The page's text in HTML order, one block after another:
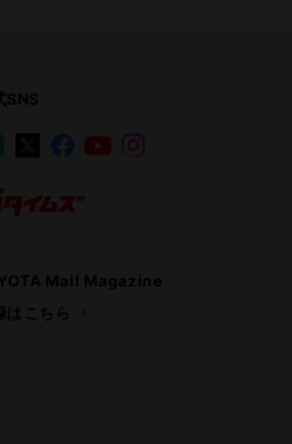
SNS
LINE Facebook
YouTube
Mail Magazine
はこちら